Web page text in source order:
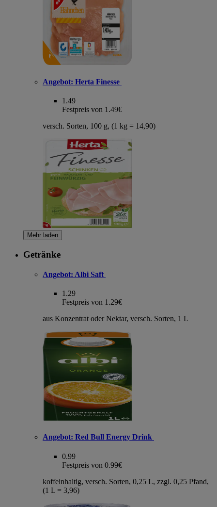
Angebot: Herta Finesse
1.49
Festpreis von 1.49€
versch. Sorten, 100 g, (1 kg = 14,90)
Mehr laden
Getränke
Angebot: Albi Saft
1.29
Festpreis von 1.29€
aus Konzentrat oder Nektar, versch. Sorten, 1 L
Angebot: Red Bull Energy Drink
0.99
Festpreis von 0.99€
koffeinhaltig, versch. Sorten, 0,25 L, zzgl. 0,25 Pfand,
(1 L = 3,96)